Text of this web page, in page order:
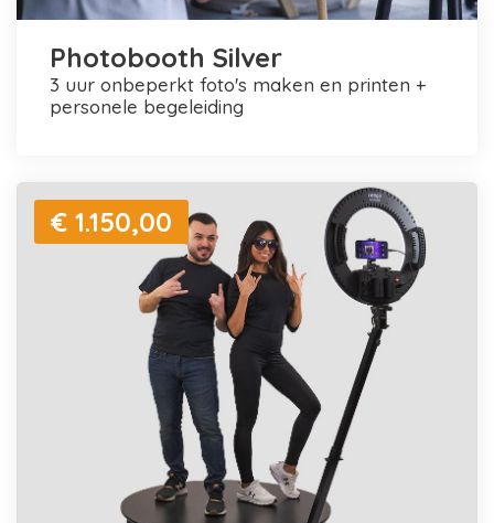
Photobooth Silver
3 uur onbeperkt foto's maken en printen +
personele begeleiding
€ 1.150,00